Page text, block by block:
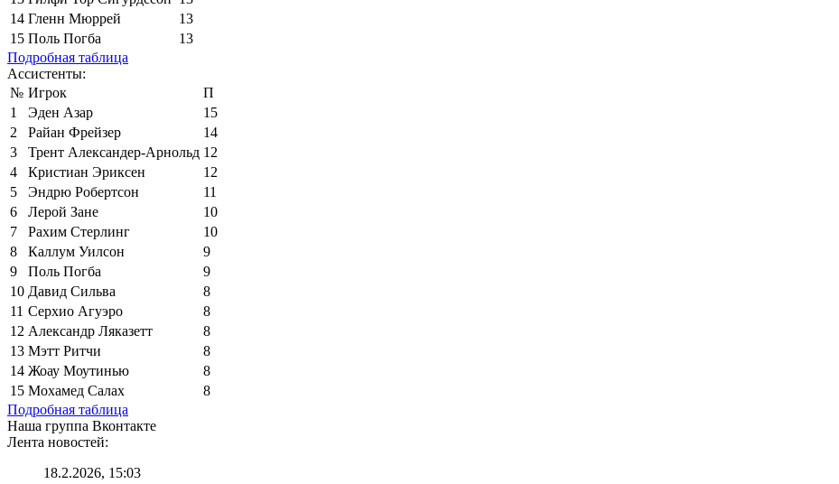
14 Гленн Мюррей
13
15 Поль Погба
13
Подробная таблица
Ассистенты:
№ Игрок
П
1
Эден Азар
15
2
Райан Фрейзер
14
3
Трент Александер-Арнольд 12
4
Кристиан Эриксен
12
5
Эндрю Робертсон
11
6
Лерой Зане
10
7
Рахим Стерлинг
10
8
Каллум Уилсон
9
9
Поль Погба
9
10 Давид Сильва
8
11 Серхио Агуэро
8
12 Александр Ляказетт
8
13 Мэтт Ритчи
8
14 Жоау Моутинью
8
15 Мохамед Салах
8
Подробная таблица
Наша группа Вконтакте
Лента новостей:
18.2.2026, 15:03